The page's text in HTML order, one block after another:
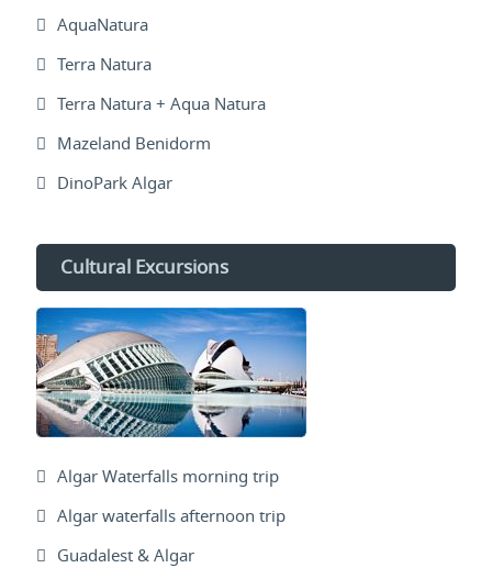
AquaNatura
Terra Natura
Terra Natura + Aqua Natura
Mazeland Benidorm
DinoPark Algar
Cultural Excursions
Algar Waterfalls morning trip
Algar waterfalls afternoon trip
Guadalest & Algar